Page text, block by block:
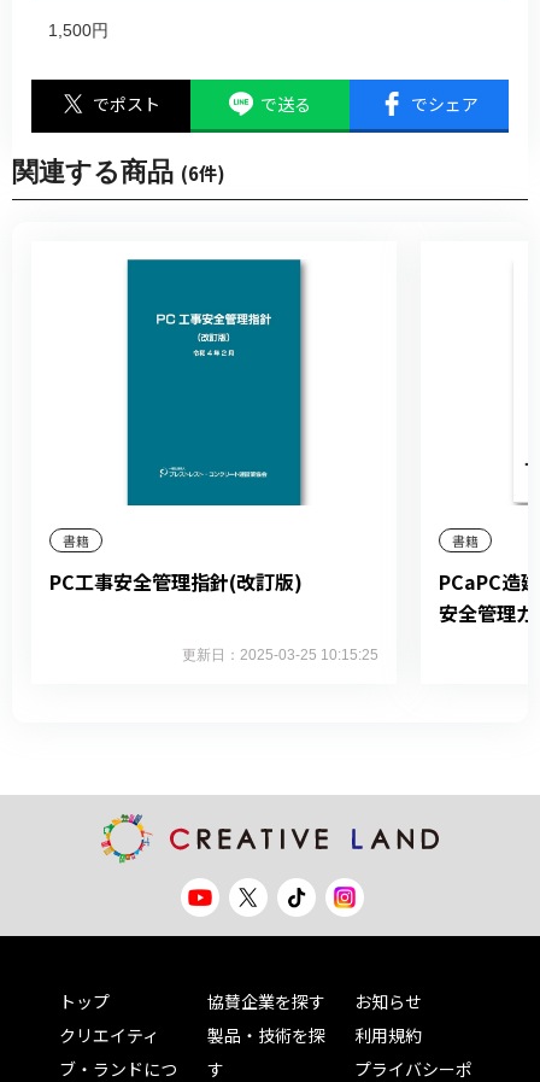
1,500円
でポスト で送る でシェア
関連する商品 (6件)
書籍
PC工事安全管理指針(改訂版)
更新日：2025-03-25 10:15:25
書籍
PCaPC造
安全管理
トップ
クリエイティ
ブ・ランドにつ
協賛企業を探す
製品・技術を探
す
お知らせ
利用規約
プライバシーポ